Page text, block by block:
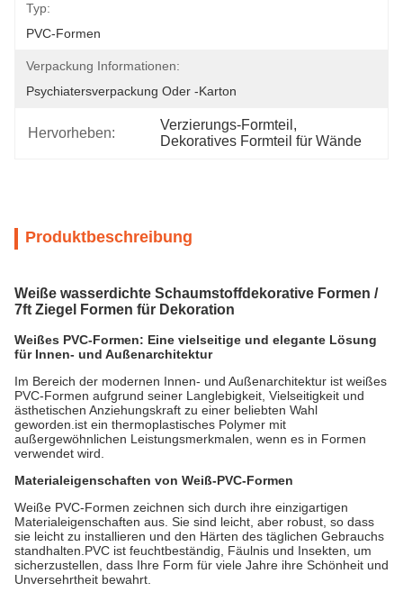
Typ:
PVC-Formen
Verpackung Informationen:
Psychiatersverpackung Oder -karton
Hervorheben:
Verzierungs-Formteil ,
Dekoratives Formteil für Wände
Produktbeschreibung
Weiße wasserdichte Schaumstoffdekorative Formen /
7ft Ziegel Formen für Dekoration
Weißes PVC-Formen: Eine vielseitige und elegante Lösung
für Innen- und Außenarchitektur
Im Bereich der modernen Innen- und Außenarchitektur ist weißes
PVC-Formen aufgrund seiner Langlebigkeit, Vielseitigkeit und
ästhetischen Anziehungskraft zu einer beliebten Wahl
geworden.ist ein thermoplastisches Polymer mit
außergewöhnlichen Leistungsmerkmalen, wenn es in Formen
verwendet wird.
Materialeigenschaften von Weiß-PVC-Formen
Weiße PVC-Formen zeichnen sich durch ihre einzigartigen
Materialeigenschaften aus. Sie sind leicht, aber robust, so dass
sie leicht zu installieren und den Härten des täglichen Gebrauchs
standhalten.PVC ist feuchtbeständig, Fäulnis und Insekten, um
sicherzustellen, dass Ihre Form für viele Jahre ihre Schönheit und
Unversehrtheit bewahrt.